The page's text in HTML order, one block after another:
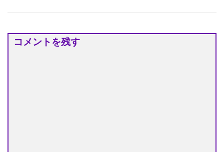
コメントを残す